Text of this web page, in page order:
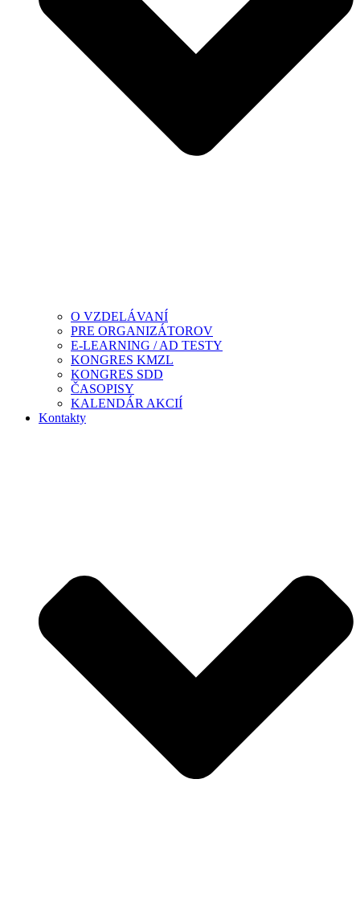
O VZDELÁVANÍ
PRE ORGANIZÁTOROV
E-LEARNING / AD TESTY
KONGRES KMZL
KONGRES SDD
ČASOPISY
KALENDÁR AKCIÍ
Kontakty